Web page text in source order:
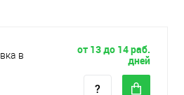
в
от 13 до 14 раб.
дней